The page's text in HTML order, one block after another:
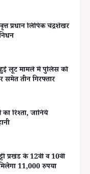
प्रधान लिपिक चंद्रशेखर
लूट मामले में पुलिस को
समेत तीन गिरफ्तार
रिश्ता, जानिये
प्रखंड के 12वीं व 10वीं
11,000 रुपया